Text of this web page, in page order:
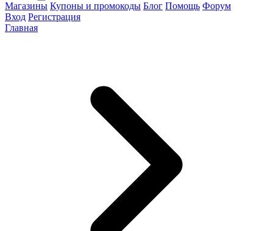
Магазины Купоны и промокоды Блог Помощь Форум
Вход Регистрация
Главная